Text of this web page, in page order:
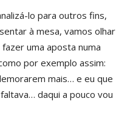
lo para outros fins,
à mesa, vamos olhar
uma aposta numa
por exemplo assim:
mais… e eu que
daqui a pouco vou